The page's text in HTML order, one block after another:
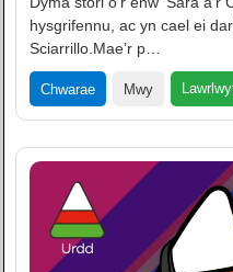
hysgrifennu, ac yn cael ei
Sciarrillo.Mae’r p…
Chwarae Mwy